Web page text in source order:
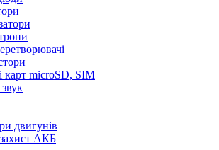
карт microSD, SIM
двигунів
АКБ